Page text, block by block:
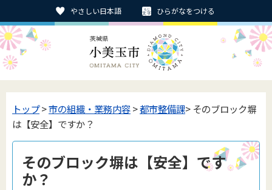
やさしい日本語 ひらがなをつける
トップ>市の組織・業務内容>都市整備課> そのブロック塀
は【安全】ですか？
そのブロック塀は【安全】です
か？